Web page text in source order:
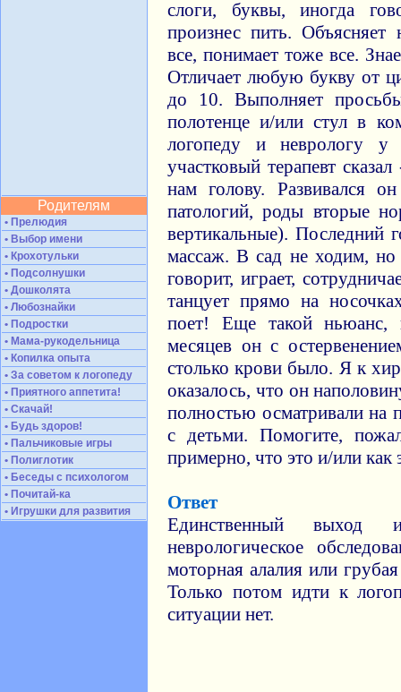
Родителям
• Прелюдия
• Выбор имени
• Крохотульки
• Подсолнушки
• Дошколята
• Любознайки
• Подростки
• Мама-рукодельница
• Копилка опыта
• За советом к логопеду
• Приятного аппетита!
• Скачай!
• Будь здоров!
• Пальчиковые игры
• Полиглотик
• Беседы с психологом
• Почитай-ка
• Игрушки для развития
слоги, буквы, иногда
произнес пить. Объясняет
все, понимает тоже все.
Отличает любую букву от
до 10. Выполняет
полотенце и/или стул в
логопеду и неврологу у
участковый терапевт
нам голову. Развивался
патологий, роды вторые
вертикальные). Последний
массаж. В сад не ходим, но
говорит, играет,
танцует прямо на
поет! Еще такой
месяцев он с
столько крови было. Я к
оказалось, что он
полностью осматривали на
с детьми. Помогите,
примерно, что это и/или
Ответ
Единственный
неврологическое
моторная алалия или
Только потом идти к
ситуации нет.